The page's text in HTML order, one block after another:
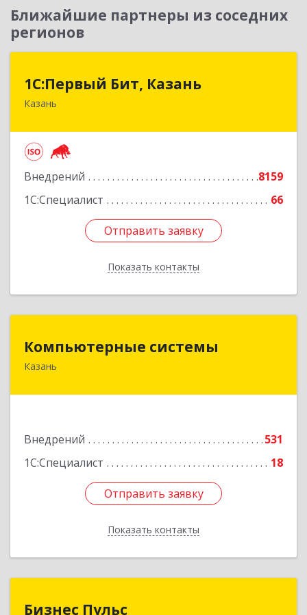
Ближайшие партнеры из соседних
регионов
1С:Первый Бит, Казань
Казань
Внедрений
8159
1С:Специалист
66
Отправить заявку
Показать контакты
420133, Татарстан Респ, Казань г, Ямашева пр-
Отправить заявку
Назад
Компьютерные системы
Казань
Внедрений
531
1С:Специалист
18
Отправить заявку
Показать контакты
420066, Татарстан Респ, Казань г, Солдатская
Отправить заявку
Назад
Бизнес Пульс